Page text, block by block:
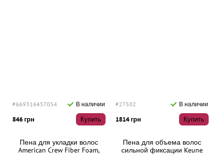
#669316457054 В наличии
846 грн Купить
Пена для укладки волос
American Crew Fiber Foam,
#27502 В наличии
1814 грн Купить
Пена для объема волос
сильной фиксации Keune